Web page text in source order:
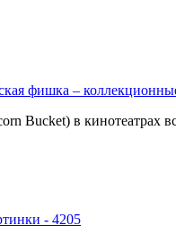
фишка –
Bucket) в
- 4205